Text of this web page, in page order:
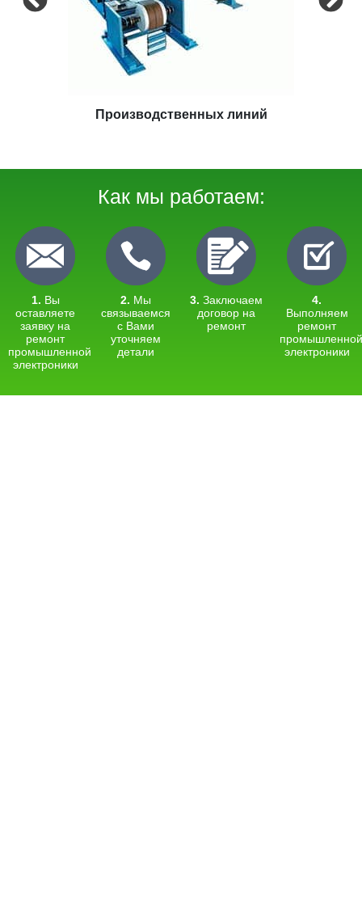
Экструдеров
Как мы работаем:
1. Вы
оставляете
заявку на
ремонт
промышленной
электроники
2. Мы
связываемся
с Вами
уточняем
детали
3. Заключаем
договор на
ремонт
4.
Выполняем
ремонт
промышленной
электроники